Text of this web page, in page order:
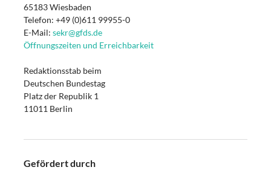
65183 Wiesbaden
Telefon: +49 (0)611 99955-0
E-Mail: sekr@gfds.de
Öffnungszeiten und Erreichbarkeit
Redaktionsstab beim
Deutschen Bundestag
Platz der Republik 1
11011 Berlin
Gefördert durch